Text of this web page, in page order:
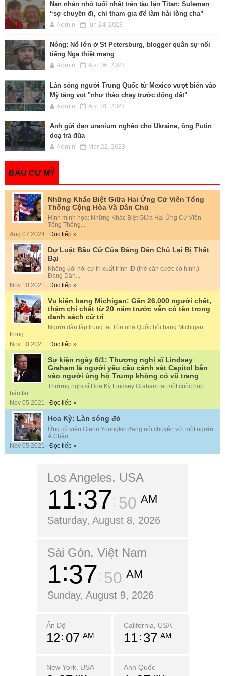
Nạn nhân nhỏ tuổi nhất trên tàu lặn Titan: Suleman
“sợ chuyến đi, chỉ tham gia để làm hài lòng cha”
Admin Jun 24, 2023
Nóng: Nổ lớn ở St Petersburg, blogger quân sự nổi
tiếng Nga thiệt mạng
Admin Apr 06, 2023
Làn sóng người Trung Quốc từ Mexico vượt biên vào
Mỹ tăng vọt "như tháo chạy trước động đất"
Admin Apr 01, 2023
Anh gửi đạn uranium nghèo cho Ukraine, ông Putin
doạ trả đũa
Admin Mar 22, 2023
BẦU CỬ MỸ
Những Khác Biệt Giữa Hai Ứng Cử Viên Tổng
Thống Cộng Hòa Và Dân Chủ
Hình minh họa: Những Khác Biệt Giữa Hai Ứng Cử Viên
Tổng Thống...
Aug 07 2024 | Đọc tiếp »
Dự Luật Bầu Cử Của Đảng Dân Chủ Lại Bị Thất
Bại
Không đòi hỏi cử tri xuất trình ID (thẻ căn cước có hình.)
Đảng Dân...
Nov 10 2021 | Đọc tiếp »
Vụ kiện bang Michigan: Gần 26.000 người chết,
thậm chí chết từ 20 năm trước vẫn có tên trong
danh sách cử tri
Người dân tập trung tại Tòa nhà Quốc hội bang Michigan
trong...
Nov 10 2021 | Đọc tiếp »
Sự kiện ngày 6/1: Thượng nghị sĩ Lindsey
Graham là người yêu cầu cảnh sát Capitol bắn
vào người ủng hộ Trump không có vũ trang
Thượng nghị sĩ Hoa Kỳ Lindsey Graham tại một cuộc họp
báo tại...
Nov 05 2021 | Đọc tiếp »
Hoa Kỳ: Làn sóng đỏ
Ứng cử viên Glenn Youngkin đang nói chuyện với một người
Á Châu:...
Nov 05 2021 | Đọc tiếp »
Los Angeles, USA
11 37 51 AM
Saturday, August 8, 2026
Sài Gòn, Việt Nam
1 37 51 AM
Sunday, August 9, 2026
Ấn Độ
12 07 AM
California, USA
11 37 AM
New York, USA Anh Quốc